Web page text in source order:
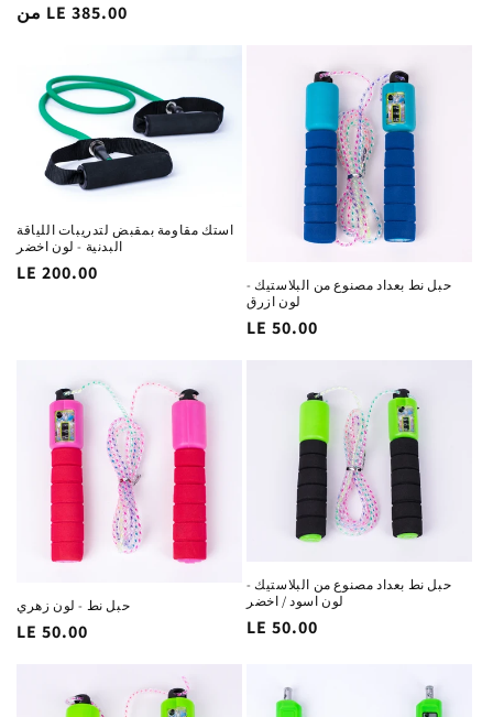
السغرمن LE 385.00
استك مقاومة بمقبض لتدريبات اللياقة
البدنية - لون اخضر
السغر
LE 200.00
حبل نط بعداد مصنوع من البلاستيك -
لون ازرق
السغر
LE 50.00
حبل نط - لون زهري
السغر
LE 50.00
حبل نط بعداد مصنوع من البلاستيك -
لون اسود / اخضر
السغر
LE 50.00